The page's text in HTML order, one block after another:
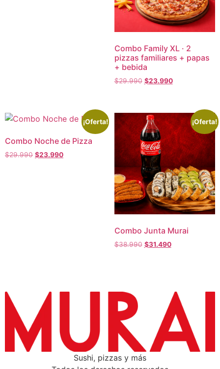
Combo Family XL · 2
pizzas familiares + papas
+ bebida
$29.990 $23.990
¡Oferta!
Combo Noche de Pizza
$29.990 $23.990
¡Oferta!
Combo Junta Murai
$38.990 $31.490
Sushi, pizzas y más